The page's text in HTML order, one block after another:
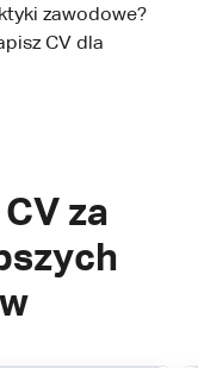
zawodowe?
CV dla
za